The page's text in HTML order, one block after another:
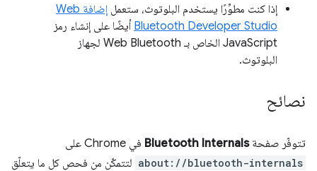
إذا كنت مطوِّرًا يستخدم البلوتوث، ستعمل
إضافة Web
Bluetooth Developer Studio أيضًا على إنشاء رمز
JavaScript الخاص بـ Web Bluetooth لجهاز
البلوتوث.
نصائح
تتوفّر صفحةBluetooth Internals في Chrome على
about://bluetooth-internals لتتمكّن من فحص كل ما يتعلّق